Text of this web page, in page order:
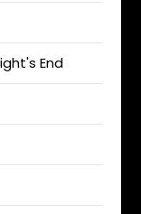
End